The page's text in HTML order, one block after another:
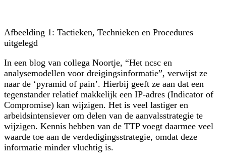
Afbeelding 1: Tactieken, Technieken en Procedures
uitgelegd
In een blog van collega Noortje, “Het ncsc en
analysemodellen voor dreigingsinformatie”, verwijst ze
naar de ‘pyramid of pain’. Hierbij geeft ze aan dat een
tegenstander relatief makkelijk een IP-adres (Indicator of
Compromise) kan wijzigen. Het is veel lastiger en
arbeidsintensiever om delen van de aanvalsstrategie te
wijzigen. Kennis hebben van de TTP voegt daarmee veel
waarde toe aan de verdedigingsstrategie, omdat deze
informatie minder vluchtig is.